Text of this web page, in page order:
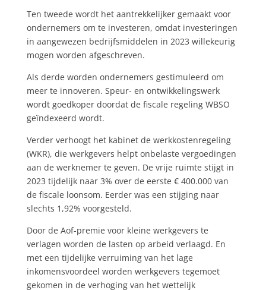
Ten tweede wordt het aantrekkelijker gemaakt voor
ondernemers om te investeren, omdat investeringen
in aangewezen bedrijfsmiddelen in 2023 willekeurig
mogen worden afgeschreven.
Als derde worden ondernemers gestimuleerd om
meer te innoveren. Speur- en ontwikkelingswerk
wordt goedkoper doordat de fiscale regeling WBSO
geïndexeerd wordt.
Verder verhoogt het kabinet de werkkostenregeling
(WKR), die werkgevers helpt onbelaste vergoedingen
aan de werknemer te geven. De vrije ruimte stijgt in
2023 tijdelijk naar 3% over de eerste € 400.000 van
de fiscale loonsom. Eerder was een stijging naar
slechts 1,92% voorgesteld.
Door de Aof-premie voor kleine werkgevers te
verlagen worden de lasten op arbeid verlaagd. En
met een tijdelijke verruiming van het lage
inkomensvoordeel worden werkgevers tegemoet
gekomen in de verhoging van het wettelijk